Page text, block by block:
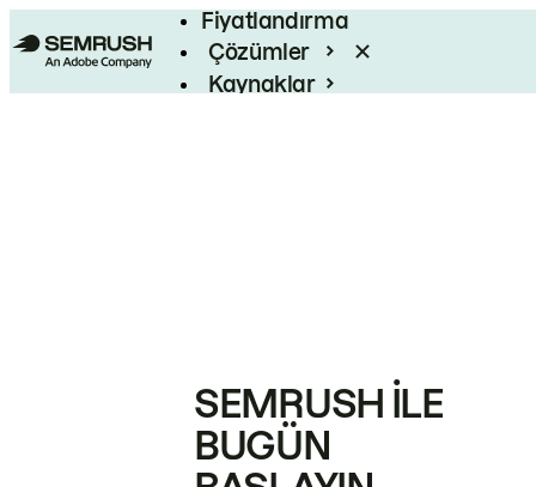
Fiyatlandırma
Çözümler
Kaynaklar
SEMRUSH ILE
BUGÜN